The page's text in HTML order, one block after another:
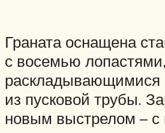
Граната оснащена
с восемью лопастями,
раскладывающимися
из пусковой трубы.
новым выстрелом – с